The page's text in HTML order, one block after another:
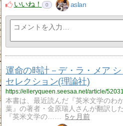
いいね！
0 aslan
運命の時計－デ・ラ・メア シ
セレクション(理論社)
https://elleryqueen.seesaa.net/article/
本書は、最近読んだ『英米文学のわ
葉』の著者・金原瑞人さんが翻訳し
『英米文学の……
5ヶ月前